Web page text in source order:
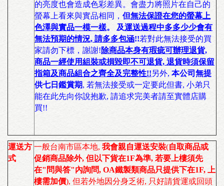
的亮度也會造成色彩差異。會盡力將照片在自己的
螢幕上看來與實品相同， 但無法保證在您的螢幕上
色澤與實品一模一樣。 及運送過程中多多少少會有
無法預期的情況, 請多多包涵!!若對此無法接受的買
家請勿下標，謝謝!除商品本身有瑕疵可辦理退貨,
商品一經使用組裝或損毀即不可退貨, 退貨時須保留
指箱及商品組合之齊全及完整性!!另外, 本公司無提
供七日鑑賞期, 若無法接受或一定要此但書, 小弟只
能在此先向你說抱歉, 請追求完美者請至實體店購
買!!
運送方
式
一般台南市區本地, 我會親自運送安裝(自取商品或
促銷商品除外, 但以下貨在1F為準, 若要上樓須先
在"問與答"內詢問, OA鐵製類商品只提供下在1F, 上
樓需加價), 但若外地因分身乏術, 只好請貨運或回頭